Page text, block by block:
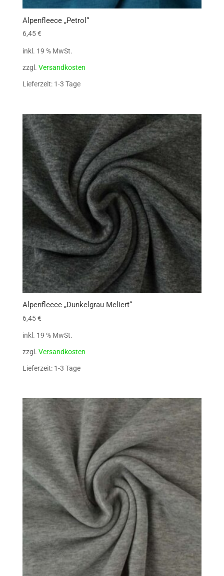
Alpenfleece „Petrol“
6,45€
inkl. 19 % MwSt.
zzgl. Versandkosten
Lieferzeit: 1-3 Tage
Alpenfleece „Dunkelgrau Meliert“
6,45€
inkl. 19 % MwSt.
zzgl. Versandkosten
Lieferzeit: 1-3 Tage